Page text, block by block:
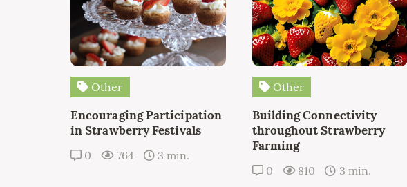
Other
Encouraging Participation
in Strawberry Festivals
0 764 3 min.
Other
Building Connectivity
throughout Strawberry
Farming
0 810 3 min.